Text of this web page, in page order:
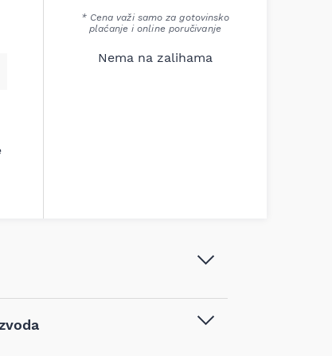
* Cena važi samo za gotovinsko
plaćanje i online poručivanje
Nema na zalihama
21178 39-47, 038998